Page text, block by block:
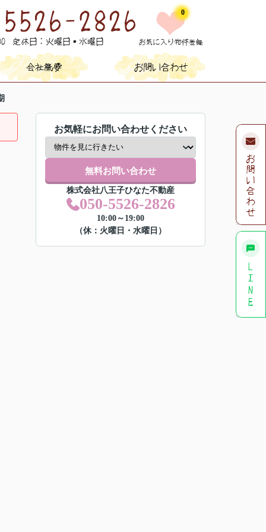
0
お気軽にお問い合わせください
無料お問い合わせ
株式会社八王子ひなた不動産
050-5526-2826
10:00～19:00
（休：火曜日・水曜日）